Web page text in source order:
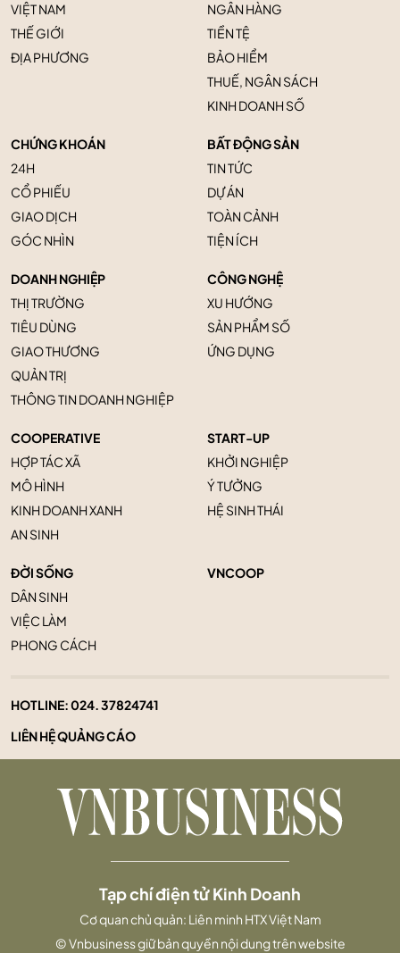
VIỆT NAM
THẾ GIỚI
ĐỊA PHƯƠNG
NGÂN HÀNG
TIỀN TỆ
BẢO HIỂM
THUẾ, NGÂN SÁCH
KINH DOANH SỐ
CHỨNG KHOÁN
24H
CỔ PHIẾU
GIAO DỊCH
GÓC NHÌN
BẤT ĐỘNG SẢN
TIN TỨC
DỰ ÁN
TOÀN CẢNH
TIỆN ÍCH
DOANH NGHIỆP
THỊ TRƯỜNG
TIÊU DÙNG
GIAO THƯƠNG
QUẢN TRỊ
THÔNG TIN DOANH NGHIỆP
CÔNG NGHỆ
XU HƯỚNG
SẢN PHẨM SỐ
ỨNG DỤNG
COOPERATIVE
HỢP TÁC XÃ
MÔ HÌNH
KINH DOANH XANH
AN SINH
START-UP
KHỞI NGHIỆP
Ý TƯỞNG
HỆ SINH THÁI
ĐỜI SỐNG
DÂN SINH
VIỆC LÀM
PHONG CÁCH
VNCOOP
HOTLINE:024. 37824741
LIÊN HỆ QUẢNG CÁO
Tạp chí điện tử Kinh Doanh
Cơ quan chủ quản: Liên minh HTX Việt Nam
© Vnbusiness giữ bản quyền nội dung trên website